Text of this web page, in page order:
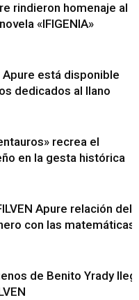
rindieron homenaje al
«IFIGENIA»
Apure está disponible
dedicados al llano
recrea el
en la gesta histórica
Apure relación del
con las matemáticas
de Benito Yrady